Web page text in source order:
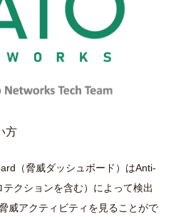
方
（脅威ダッシュボード）はAnti-
クションを含む）によって検出
威アクティビティを見ることがで